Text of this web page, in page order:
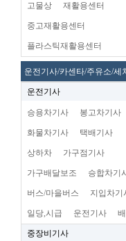
고물상 재활용센터
중고재활용센터
플라스틱재활용센터
운전기사/카센타/주유소/세
운전기사
승용차기사 봉고차기사
화물차기사 택배기사
상하차 가구점기사
가구배달보조 승합차기
버스/마을버스 지입차기
일당,시급 운전기사
중장비기사